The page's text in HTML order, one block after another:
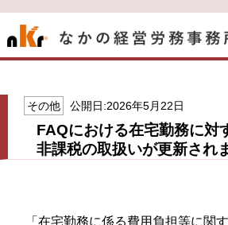
その他 公開日:2026年5月22日
FAQにおける在宅勤務に対
非課税の取扱いが更新され
「在宅勤務に係る費用負担等に関